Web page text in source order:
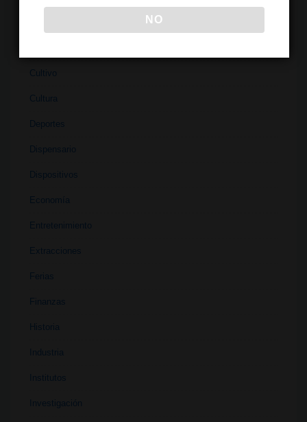
Cultivo
Cultura
Deportes
Dispensario
Dispositivos
Economía
Entretenimiento
Extracciones
Ferias
Finanzas
Historia
Industria
Institutos
Investigación
NO